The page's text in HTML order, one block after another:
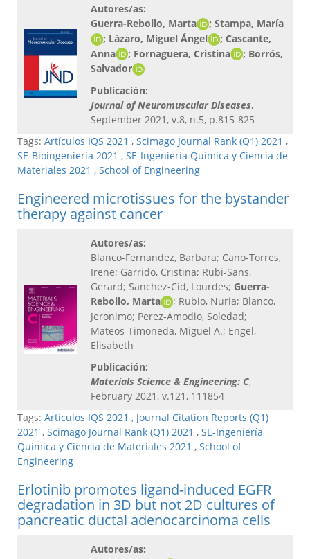
Autores/as:
Guerra-Rebollo, Marta
; Stampa, María
; Lázaro, Miguel Ángel
; Cascante,
Anna
; Fornaguera, Cristina
; Borrós,
Salvador
Publicación:
Journal of Neuromuscular Diseases,
September 2021, v.8, n.5, p.815-825
Tags: Artículos IQS 2021 , Scimago Journal Rank (Q1) 2021 ,
SE-Bioingeniería 2021 , SE-Ingeniería Química y Ciencia de
Materiales 2021 , School of Engineering
Engineered microtissues for the bystander
therapy against cancer
Autores/as:
Blanco-Fernandez, Barbara; Cano-Torres,
Irene; Garrido, Cristina; Rubi-Sans,
Gerard; Sanchez-Cid, Lourdes; Guerra-
Rebollo, Marta
; Rubio, Nuria; Blanco,
Jeronimo; Perez-Amodio, Soledad;
Mateos-Timoneda, Miguel A.; Engel,
Elisabeth
Publicación:
Materials Science & Engineering: C,
February 2021, v.121, 111854
Tags: Artículos IQS 2021 , Journal Citation Reports (Q1)
2021 , Scimago Journal Rank (Q1) 2021 , SE-Ingeniería
Química y Ciencia de Materiales 2021 , School of
Engineering
Erlotinib promotes ligand-induced EGFR
degradation in 3D but not 2D cultures of
pancreatic ductal adenocarcinoma cells
Autores/as: